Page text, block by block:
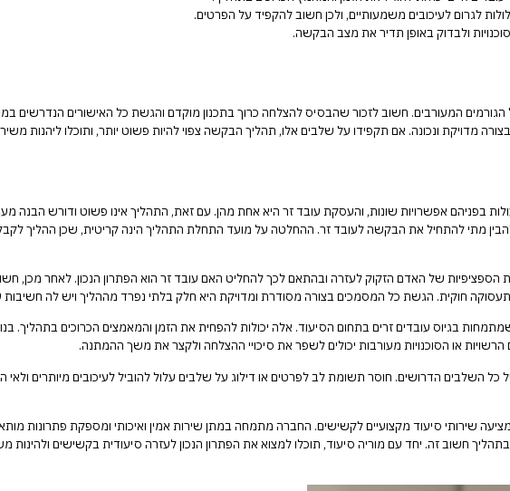
המעורבים. חשוב לזכור שהבסיס להצלחה כרוך בתכנון מוקדם והגשת כל האישורים הנדרשים
מדויקת ונכונה. אם תקפידו על שלבים אלו, תהליך הבקשה צפוי להיות פשוט יותר, ותוכלו ליהנות
בפניהם אפשרויות שונות, והעסקת עובד זר היא אחת מהן. עם זאת, התהליך אינו פשוט ודורש הבנה
מתי להתחיל את הבקשה לעובד זר. ההחלטה על מועד התחלת התהליך הינה קריטית, שכן ההליך
של האדם הזקוק לעזרה ובהתאם לכך להחליט האם עובד זר הוא הפתרון הנכון. לאחר מכן,
חוקית. הגשת כל המסמכים בצורה מסודרת ומדויקת היא חלק בלתי נפרד מההליך ויש לה חשיבות
שמתמחות בגיוס עובדים זרים בתחום הסיעוד. אלה יכולות להפחית את הזמן והמאמצים הכרוכים
או הסוכנויות מעורבות יכולים לשפר את סיכויי ההצלחה ולקצר את משך ההמתנה.
השלבים הדרושים. חוסר תשומת לב לפרטים או דילוג על שלבים עלול להוביל לעיכובים מיותרים ולאי
שירותי סיעוד מקצועיים לקשישים. החברה מתמחה במתן שירות אמין ואיכותי ומספקת פתרונות
חשוב זה. יחד עם מוריה סיעוד, תוכלו למצוא את הפתרון הנכון לעזרה סיעודית בקשישים ולהינות